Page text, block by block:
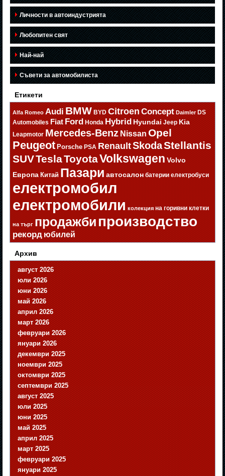
Личности в автоиндустрията
Любопитен свят
Най-най
Съвети за автомобилиста
Етикети
Alfa Romeo Audi BMW BYD Citroen Concept Daimler DS
Automobiles Fiat Ford Honda Hybrid Hyundai Jeep Kia
Leapmotor Mercedes-Benz Nissan Opel
Peugeot Porsche PSA RenaultSkodaStellantis
SUVTeslaToyotaVolkswagen Volvo
Европа Китай Пазари автосалон батерии електробуси
електромобил
електромобили колекция на горивни клетки
на търг продажбипроизводство
рекорд юбилей
Архив
август 2026
юли 2026
юни 2026
май 2026
април 2026
март 2026
февруари 2026
януари 2026
декември 2025
ноември 2025
октомври 2025
септември 2025
август 2025
юли 2025
юни 2025
май 2025
април 2025
март 2025
февруари 2025
януари 2025